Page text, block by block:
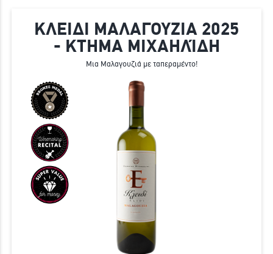
ΚΛΕΙΔΙ ΜΑΛΑΓΟΥΖΙΑ 2025
- ΚΤΗΜΑ ΜΙΧΑΗΛΊΔΗ
Μια Μαλαγουζιά με ταπεραμέντο!